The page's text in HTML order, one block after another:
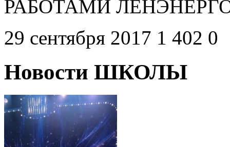
РАБОТАМИ
29 сентября 2017 1 402 0
Новости ШКОЛЫ